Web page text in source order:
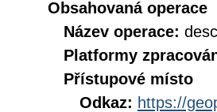
Obsahovaná operace
Název operace:
Platformy
Přístupové místo
Odkaz: https://